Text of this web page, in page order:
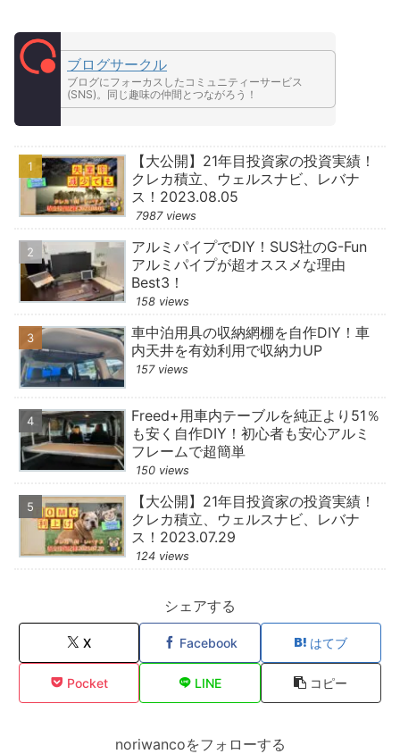
ブログサークル
ブログにフォーカスしたコミュニティーサービス
(SNS)。同じ趣味の仲間とつながろう！
【大公開】21年目投資家の投資実績！
クレカ積立、ウェルスナビ、レバナ
ス！2023.08.05
7987 views
アルミパイプでDIY！SUS社のG-Fun
アルミパイプが超オススメな理由
Best3！
158 views
車中泊用具の収納網棚を自作DIY！車
内天井を有効利用で収納力UP
157 views
Freed+用車内テーブルを純正より51％
も安く自作DIY！初心者も安心アルミ
フレームで超簡単
150 views
【大公開】21年目投資家の投資実績！
クレカ積立、ウェルスナビ、レバナ
ス！2023.07.29
124 views
シェアする
X Facebook はてブ
Pocket LINE コピー
noriwancoをフォローする